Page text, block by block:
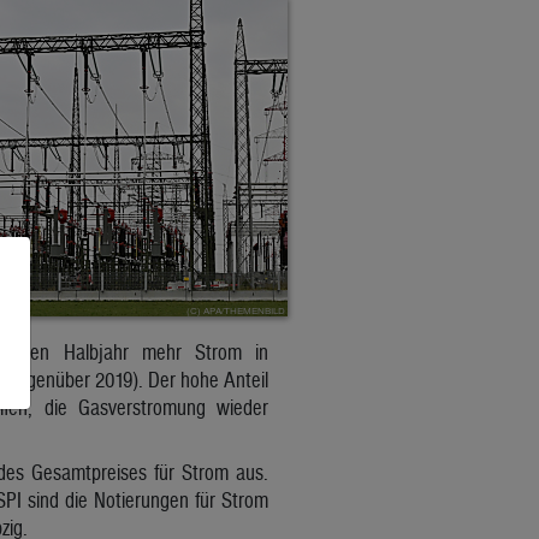
Halbjahr mehr Strom in
2019). Der hohe Anteil
die Gasverstromung wieder
Gesamtpreises für Strom aus.
sind die Notierungen für Strom